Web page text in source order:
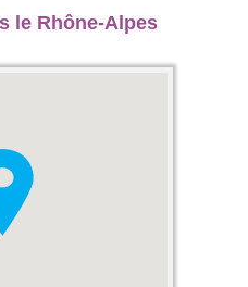
le Rhône-Alpes